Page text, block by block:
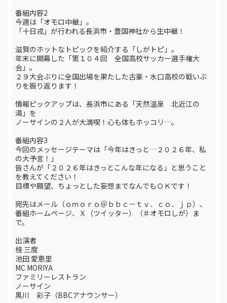
番組内容2
今週は「オモロ中継」。
「十日戎」が行われる長浜市・豊国神社から生中継！
滋賀のホットなトピックを紹介する「しがトピ」。
年末に開幕した「第１０４回 全国高校サッカー選手権大
会」。
２９大会ぶりに全国出場を果たした古豪・水口高校の戦いぶ
りを振り返ります！
情報ピックアップは、長浜市にある「天然温泉 北近江の
湯」を
ノーサインの２人が大満喫！心も体もホッコリ…。
番組内容3
今回のメッセージテーマは「今年はきっと…２０２６年、私
の大予言！」
皆さんが「２０２６年はきっとこんな年になる」と思うこと
を教えてください！
目標や願望、ちょっとした妄想までなんでもＯＫです！
宛先はメール（ｏｍｏｒｏ＠ｂｂｃ－ｔｖ．ｃｏ．ｊｐ）、
番組ホームページ、Ｘ（ツイッター）（＃オモロしが）ま
で。
出演者
桂 三度
池田 愛恵里
MC MORIYA
ファミリーレストラン
ノーサイン
黒川 彩子（BBCアナウンサー）